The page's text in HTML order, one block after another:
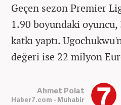
Geçen sezon Premier
1.90 boyundaki
katkı yaptı.
değeri ise 22 milyon
Ahmet Polat
Haber7.com - Muhabir